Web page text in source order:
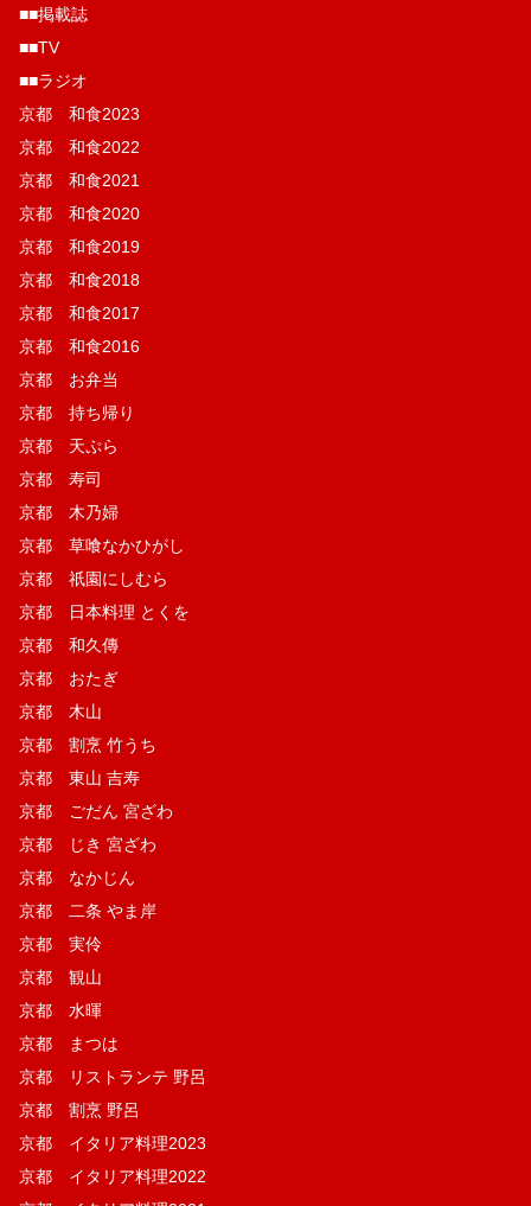
■■掲載誌
■■TV
■■ラジオ
京都 和食2023
京都 和食2022
京都 和食2021
京都 和食2020
京都 和食2019
京都 和食2018
京都 和食2017
京都 和食2016
京都 お弁当
京都 持ち帰り
京都 天ぷら
京都 寿司
京都 木乃婦
京都 草喰なかひがし
京都 祇園にしむら
京都 日本料理 とくを
京都 和久傳
京都 おたぎ
京都 木山
京都 割烹 竹うち
京都 東山 吉寿
京都 ごだん 宮ざわ
京都 じき 宮ざわ
京都 なかじん
京都 二条 やま岸
京都 実伶
京都 観山
京都 水暉
京都 まつは
京都 リストランテ 野呂
京都 割烹 野呂
京都 イタリア料理2023
京都 イタリア料理2022